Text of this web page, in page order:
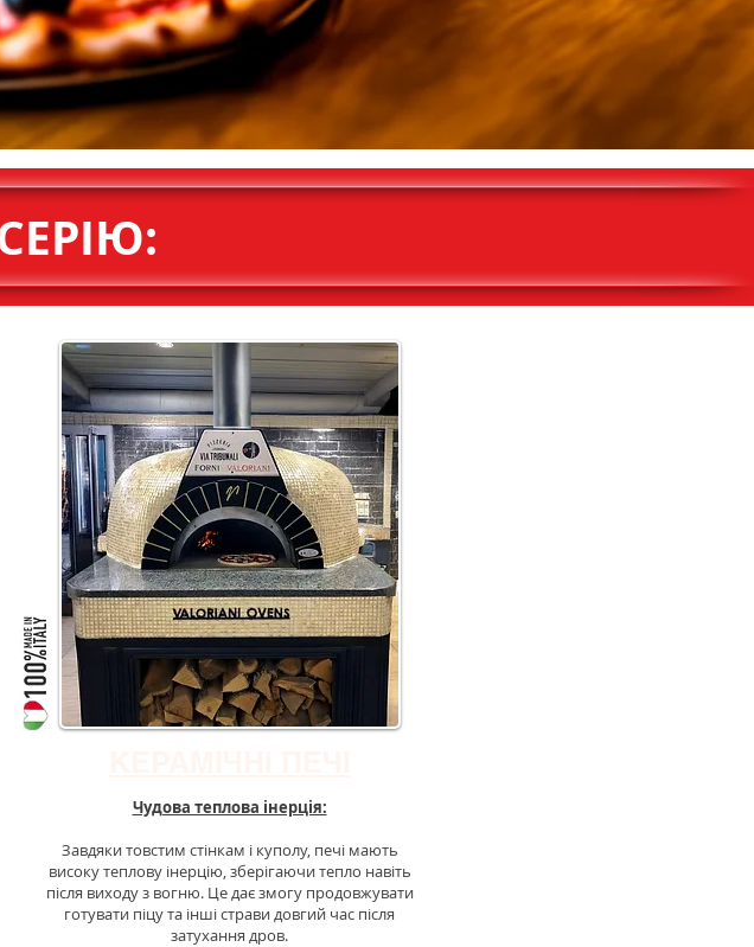
Чудова теплова інерція:
Завдяки товстим стінкам і куполу, печі мають
високу теплову інерцію, зберігаючи тепло навіть
після виходу з вогню. Це дає змогу продовжувати
готувати піцу та інші страви довгий час після
затухання дров.